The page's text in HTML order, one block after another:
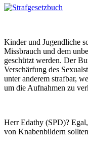
Kinder und Jugendliche
Missbrauch und dem
geschützt werden. Der
Verschärfung des
unter anderem strafbar,
um die Aufnahmen zu
Herr Edathy (SPD)?
von Knabenbildern